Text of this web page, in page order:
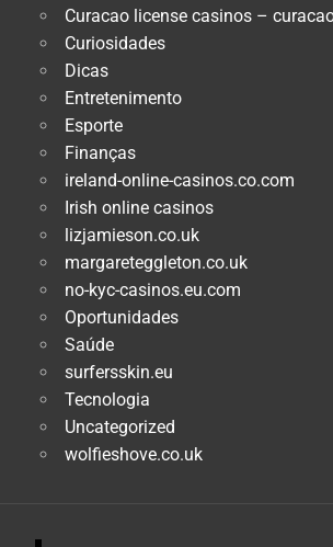
Curacao license casinos –
Curiosidades
Dicas
Entretenimento
Esporte
Finanças
ireland-online-casinos.co.com
Irish online casinos
lizjamieson.co.uk
margareteggleton.co.uk
no-kyc-casinos.eu.com
Oportunidades
Saúde
surfersskin.eu
Tecnologia
Uncategorized
wolfieshove.co.uk